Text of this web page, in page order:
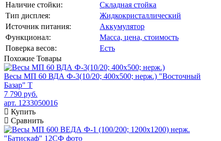
Наличие стойки:
Складная стойка
Тип дисплея:
Жидкокристаллический
Источник питания:
Аккумулятор
Функционал:
Масса, цена, стоимость
Поверка весов:
Есть
Похожие Товары
Весы МП 60 ВДА Ф-3(10/20; 400х500; нерж.) "Восточный
Базар" Т
7 790 руб.
арт. 1233050016
Купить
Сравнить